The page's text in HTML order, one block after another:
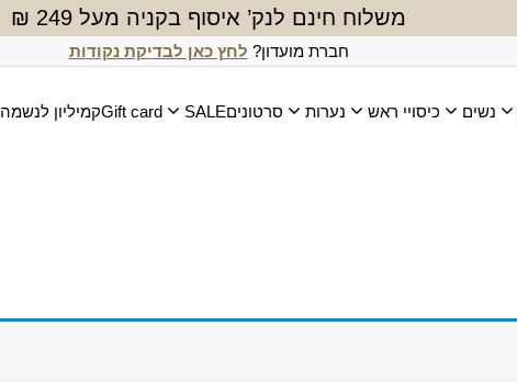
משלוח חינם לנק’ איסוף בקניה מעל 249 ₪
חברת מועדון? לחץ כאן לבדיקת נקודות
נשים כיסויי ראש נערות סרטוניםSALE
Gift cardקמיליון לנשמה